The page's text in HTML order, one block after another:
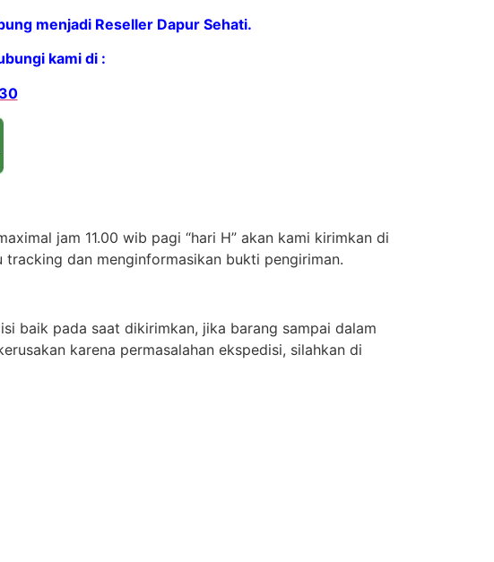
menjadi Reseller Dapur Sehati.
kami di :
jam 11.00 wib pagi “hari H” akan kami kirimkan di
dan menginformasikan bukti pengiriman.
baik pada saat dikirimkan, jika barang sampai dalam
karena permasalahan ekspedisi, silahkan di